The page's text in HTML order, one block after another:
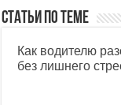
Статьи по теме
Как водителю
без лишнего